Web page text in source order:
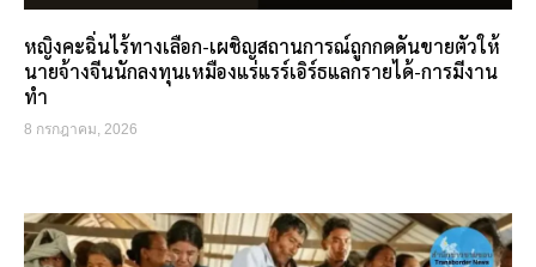
หญิงคะฉิ่นไร้ทางเลือก-เผชิญสถานการณ์ถูกกดดันขายตัวให้
นายจ้างจีนนักลงทุนเหมืองแร่แรร์เอิร์ธแลกรายได้-การมีงาน
ทำ
8 กรกฎาคม, 2026